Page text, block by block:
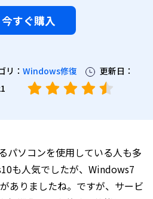
今すぐ購入
リ： Windows修復
更新日：
パソコンを使用している人も多
も人気でしたが、Windows7
ありましたね。ですが、サービ